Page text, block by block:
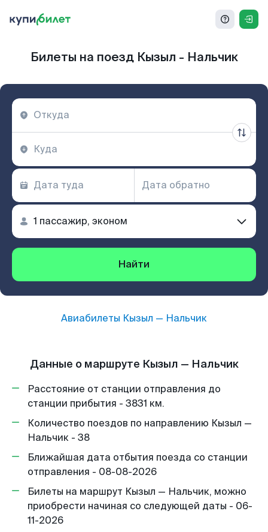
Билеты на поезд Кызыл - Нальчик
Найти
Авиабилеты Кызыл — Нальчик
Данные о маршруте Кызыл — Нальчик
Расстояние от станции отправления до
станции прибытия - 3831 км.
Количество поездов по направлению Кызыл —
Нальчик - 38
Ближайшая дата отбытия поезда со станции
отправления - 08-08-2026
Билеты на маршрут Кызыл — Нальчик, можно
приобрести начиная со следующей даты - 06-
11-2026